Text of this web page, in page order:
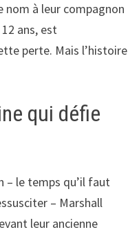
nom à leur compagnon
ans, est
perte. Mais l’histoire
qui défie
– le temps qu’il faut
– Marshall
leur ancienne